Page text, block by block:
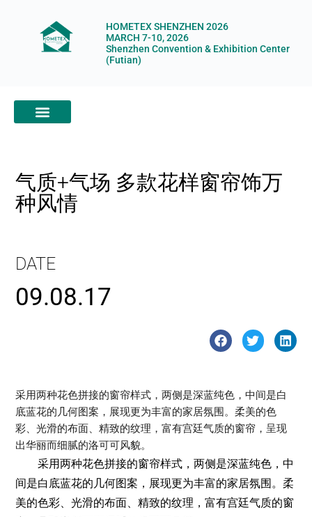
HOMETEX SHENZHEN 2026
MARCH 7-10, 2026
Shenzhen Convention & Exhibition Center
(Futian)
气质+气场 多款花样窗帘饰万
种风情
DATE
09.08.17
采用两种花色拼接的窗帘样式，两侧是深蓝纯色，中间是白
底蓝花的几何图案，展现更为丰富的家居氛围。柔美的色
彩、光滑的布面、精致的纹理，富有宫廷气质的窗帘，呈现
出华丽而细腻的洛可可风貌。
采用两种花色拼接的窗帘样式，两侧是深蓝纯色，中
间是白底蓝花的几何图案，展现更为丰富的家居氛围。柔
美的色彩、光滑的布面、精致的纹理，富有宫廷气质的窗